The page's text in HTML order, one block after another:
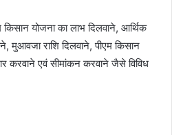
योजना का लाभ दिलवाने, आर्थिक
मुआवजा राशि दिलवाने, पीएम किसान
करवाने एवं सीमांकन करवाने जैसे विविध